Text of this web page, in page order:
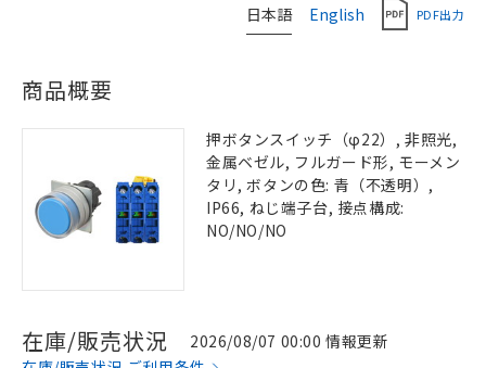
日本語 English PDF出力
商品概要
押ボタンスイッチ（φ22）, 非照光,
金属ベゼル, フルガード形, モーメン
タリ, ボタンの色: 青（不透明）,
IP66, ねじ端子台, 接点構成:
NO/NO/NO
在庫/販売状況
2026/08/07 00:00 情報更新